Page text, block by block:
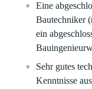
Eine
Bautechniker
ein
Sehr gutes
Kenntnisse